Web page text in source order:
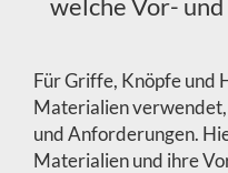
welche Vor-
Für Griffe, Knöpfe und
Materialien
und Anforderungen.
Materialien und ihre